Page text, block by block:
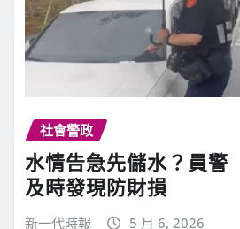
社會警政
水情告急先儲水？員警
及時發現防財損
新一代時報 5 月 6, 2026